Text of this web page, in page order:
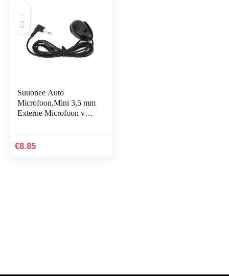
Suuonee Auto
Microfoon,Mini 3,5 mm
Externe Microfoon voor
€8.85